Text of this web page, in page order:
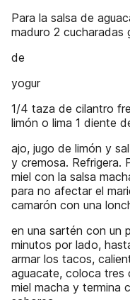
Para la salsa de
maduro 2 cucharadas
de
yogur
1/4 taza de cilantro
limón o lima 1 diente
ajo, jugo de limón y
y cremosa. Refrigera.
miel con la salsa
para no afectar el
camarón con una
en una sartén con un
minutos por lado,
armar los tacos,
aguacate, coloca tres
miel macha y termina